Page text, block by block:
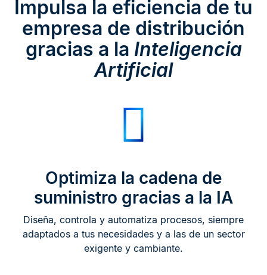
Impulsa la eficiencia de tu
empresa de distribución
gracias a la Inteligencia
Artificial
Optimiza la cadena de
suministro gracias a la IA
Diseña, controla y automatiza procesos, siempre
adaptados a tus necesidades y a las de un sector
exigente y cambiante.